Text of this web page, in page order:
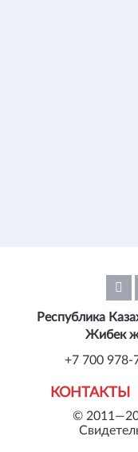
©
КОНТАКТЫ
Республика
Жибек
+7 700 978-